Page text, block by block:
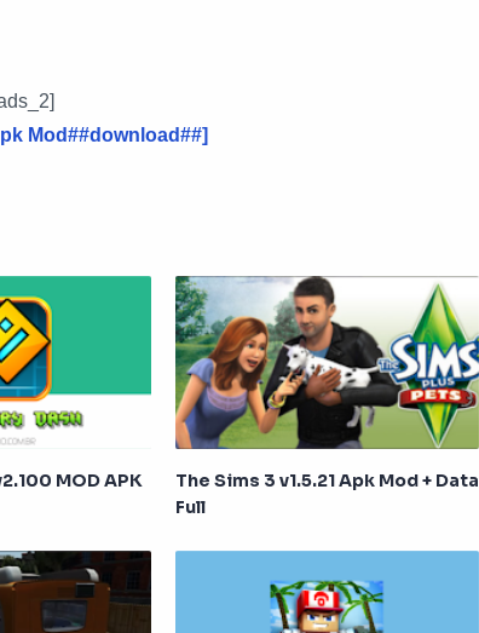
Mod##download##]
MOD APK
The Sims 3 v1.5.21 Apk Mod + Data
Full